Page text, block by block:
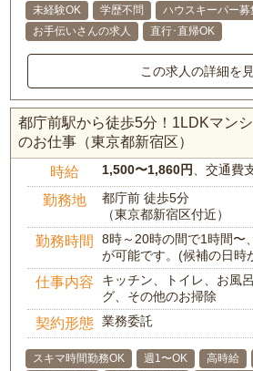
未経験OK
学歴不問
ハウスキーパー募
お手伝いさんの求人
直行･直帰OK
この求人の詳細を
都庁前駅から徒歩5分！1LDKマン
のお仕事（東京都新宿区）
時給 1,500〜1,860円 、交通費
勤務地
都庁前 徒歩5分
（東京都新宿区付近）
勤務時間
8時～20時の間で1時間〜
が可能です。(候補の日時
仕事内容
キッチン、トイレ、お風
グ、その他のお掃除
契約形態 業務委託
スキマ時間勤務OK 週1〜OK 高時給